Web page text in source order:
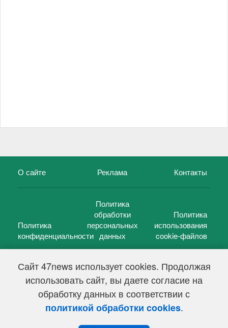
Сайт 47news использует cookies. Продолжая
использовать сайт, вы даете согласие на
обработку данных в соответствии с
политикой обработки cookies.
О сайте Реклама Контакты
Политика
конфиденциальности
Политика
обработки
персональных
данных
Политика
использования
cookie-файлов
47 новостей (47 news)2005 — 2026 г.
Свидетельство о регистрации СМИ Эл № ФС 77-39848, выдано
Федеральной службой по надзору в сфере связи,
информационных технологий и массовых коммуникаций